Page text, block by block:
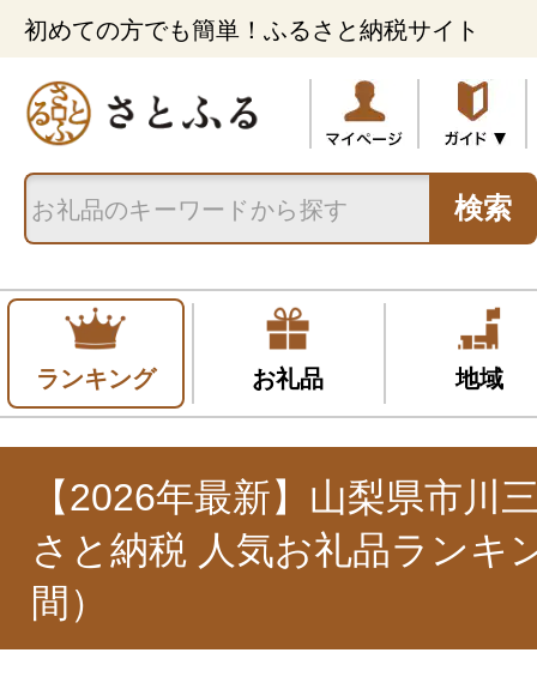
初めての方でも簡単！ふるさと納税サイト
検索
ランキング お礼品 地域
【2026年最新】山梨県市川
さと納税 人気お礼品ランキ
間）